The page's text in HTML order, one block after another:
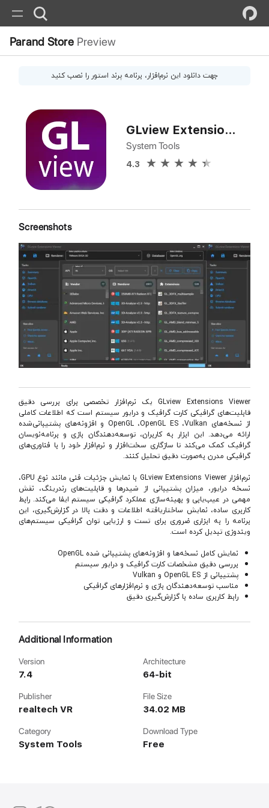
Parand Store Preview
جهت دانلود این نرم‌افزار، برنامه پرند استور را نصب کنید
GLview Extensions Viewer
System Tools
4.3
Screenshots
GLview Extensions Viewer یک نرم‌افزار تخصصی برای بررسی دقیق
قابلیت‌های گرافیکی کارت گرافیک و درایور سیستم است که اطلاعات کاملی
از نسخه‌های OpenGL ،OpenGL ES ،Vulkan و افزونه‌های پشتیبانی‌شده
ارائه می‌دهد. این ابزار به کاربران، توسعه‌دهندگان بازی و برنامه‌نویسان
گرافیک کمک می‌کند تا سازگاری سخت‌افزار و نرم‌افزار خود را با فناوری‌های
گرافیکی مدرن به‌صورت دقیق تحلیل کنند.
نرم‌افزار GLview Extensions Viewer با نمایش جزئیات فنی مانند نوع GPU،
نسخه درایور، میزان پشتیبانی از شیدرها و قابلیت‌های رندرینگ، نقش
مهمی در عیب‌یابی و بهینه‌سازی عملکرد گرافیکی سیستم ایفا می‌کند. رابط
کاربری ساده، نمایش ساختاریافته اطلاعات و دقت بالا در گزارش‌گیری، این
برنامه را به ابزاری ضروری برای تست و ارزیابی توان گرافیکی سیستم‌های
ویندوزی تبدیل کرده است.
نمایش کامل نسخه‌ها و افزونه‌های پشتیبانی شده OpenGL
بررسی دقیق مشخصات کارت گرافیک و درایور سیستم
پشتیبانی از OpenGL ES و Vulkan
مناسب توسعه‌دهندگان بازی و نرم‌افزارهای گرافیکی
رابط کاربری ساده با گزارش‌گیری دقیق
Additional Information
Version
7.4
Architecture
64-bit
Publisher
realtech VR
File Size
34.02 MB
Category
System Tools
Download Type
Free